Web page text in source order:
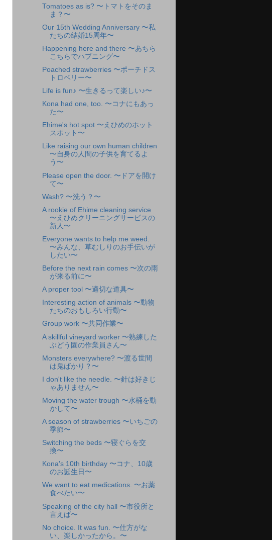
Tomatoes as is? 〜トマトをそのま
ま？〜
Our 15th Wedding Anniversary 〜私
たちの結婚15周年〜
Happening here and there 〜あちら
こちらでハプニング〜
Poached strawberries 〜ポーチドス
トロベリー〜
Life is fun♪ 〜生きるって楽しい♪〜
Kona had one, too. 〜コナにもあっ
た〜
Ehime's hot spot 〜えひめのホット
スポット〜
Like raising our own human children
〜自身の人間の子供を育てるよ
う〜
Please open the door. 〜ドアを開け
て〜
Wash? 〜洗う？〜
A rookie of Ehime cleaning service
〜えひめクリーニングサービスの
新人〜
Everyone wants to help me weed.
〜みんな、草むしりのお手伝いが
したい〜
Before the next rain comes 〜次の雨
が来る前に〜
A proper tool 〜適切な道具〜
Interesting action of animals 〜動物
たちのおもしろい行動〜
Group work 〜共同作業〜
A skillful vineyard worker 〜熟練した
ぶどう園の作業員さん〜
Monsters everywhere? 〜渡る世間
は鬼ばかり？〜
I don't like the needle. 〜針は好きじ
ゃありません〜
Moving the water trough 〜水桶を動
かして〜
A season of strawberries 〜いちごの
季節〜
Switching the beds 〜寝ぐらを交
換〜
Kona's 10th birthday 〜コナ、10歳
のお誕生日〜
We want to eat medications. 〜お薬
食べたい〜
Speaking of the city hall 〜市役所と
言えば〜
No choice. It was fun. 〜仕方がな
い、楽しかったから。〜